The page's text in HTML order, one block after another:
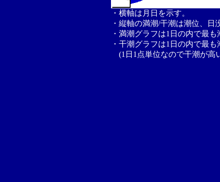
・横軸は月日を示す。
・縦軸の満潮/干潮は潮位、
・満潮グラフは1日の内で最
・干潮グラフは1日の内で最
(1日1点単位なので干潮が高